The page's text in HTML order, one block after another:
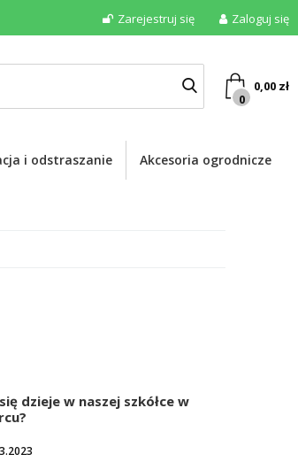
Zarejestruj się Zaloguj się
0
0,00 zł
i odstraszanie Akcesoria ogrodnicze
dzieje w naszej szkółce w